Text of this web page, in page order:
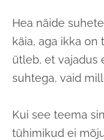
Hea näide
käia, aga ikka on
ütleb, et vajadus
suhtega, vaid
Kui see teema
tühimikud ei